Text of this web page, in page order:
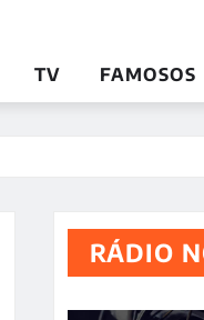
TV FAMOSOS
RÁDIO